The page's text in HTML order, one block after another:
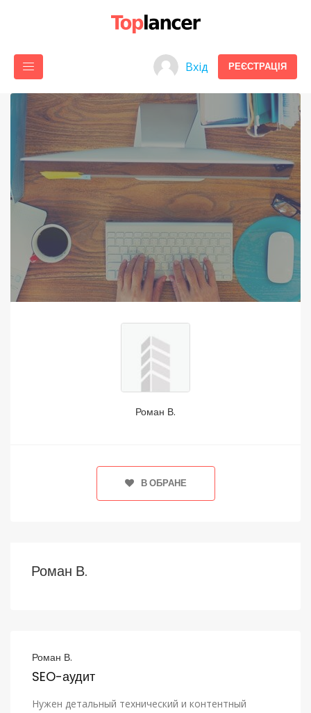
Вхід РЕЄСТРАЦІЯ
Роман В.
В ОБРАНЕ
Роман В.
Роман В.
SEO-аудит
Нужен детальный технический и контентный